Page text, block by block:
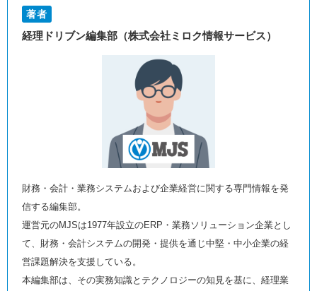
著者
経理ドリブン編集部（株式会社ミロク情報サービス）
財務・会計・業務システムおよび企業経営に関する専門情報を発
信する編集部。
運営元のMJSは1977年設立のERP・業務ソリューション企業とし
て、財務・会計システムの開発・提供を通じ中堅・中小企業の経
営課題解決を支援している。
本編集部は、その実務知識とテクノロジーの知見を基に、経理業